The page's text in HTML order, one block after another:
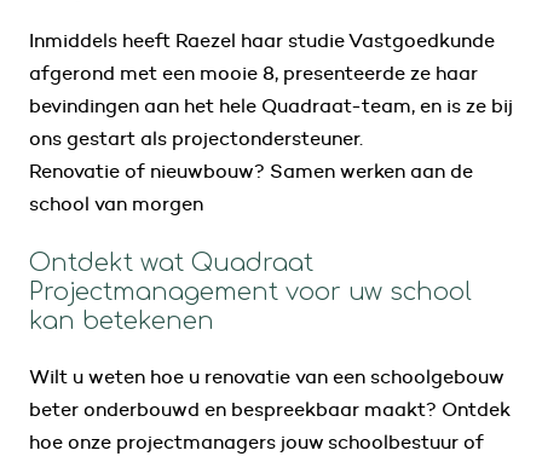
Inmiddels heeft Raezel haar studie Vastgoedkunde
afgerond met een mooie 8, presenteerde ze haar
bevindingen aan het hele Quadraat-team, en is ze bij
ons gestart als projectondersteuner.
Renovatie of nieuwbouw? Samen werken aan de
school van morgen
Ontdekt wat Quadraat
Projectmanagement voor uw school
kan betekenen
Wilt u weten hoe u renovatie van een schoolgebouw
beter onderbouwd en bespreekbaar maakt? Ontdek
hoe onze projectmanagers jouw schoolbestuur of